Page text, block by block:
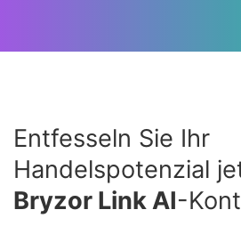
Entfesseln Sie Ihr
Handelspotenzial
Bryzor Link AI-